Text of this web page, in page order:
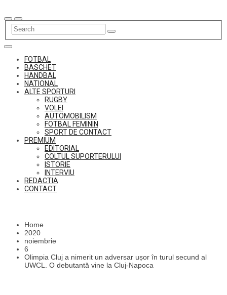
to
content
FOTBAL
BASCHET
HANDBAL
NATIONAL
ALTE SPORTURI
RUGBY
VOLEI
AUTOMOBILISM
FOTBAL FEMININ
SPORT DE CONTACT
PREMIUM
EDITORIAL
COLTUL SUPORTERULUI
ISTORIE
INTERVIU
REDACTIA
CONTACT
Home
2020
noiembrie
6
Olimpia Cluj a nimerit un adversar ușor în turul secund al
UWCL. O debutantă vine la Cluj-Napoca